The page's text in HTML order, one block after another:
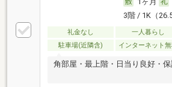
3階 / 1K（
礼金なし 一人暮らし
駐車場(近隣含)
インターネット
角部屋・最上階・日当り良好・